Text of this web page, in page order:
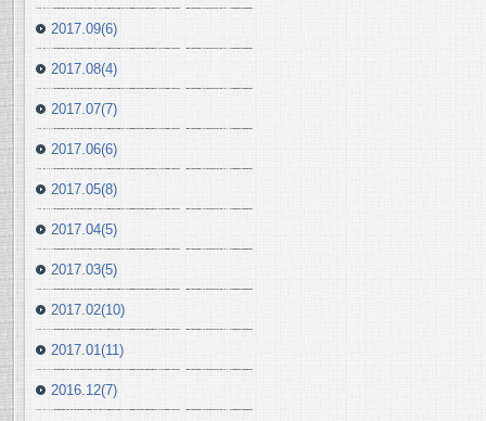
2017.09(6)
2017.08(4)
2017.07(7)
2017.06(6)
2017.05(8)
2017.04(5)
2017.03(5)
2017.02(10)
2017.01(11)
2016.12(7)